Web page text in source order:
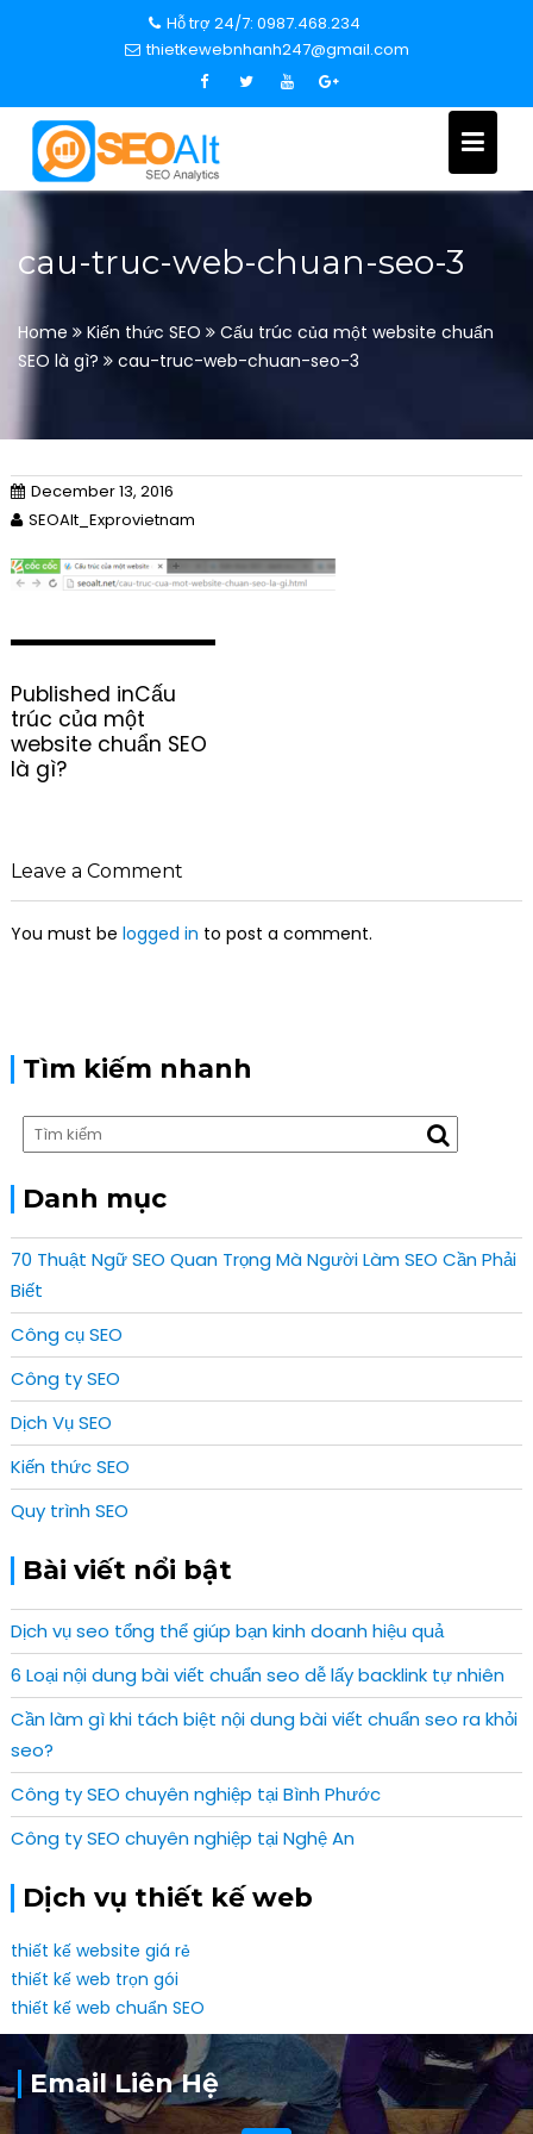
c
Hỗ trợ 24/7: 0987.468.234
thietkewebnhanh247@gmail.com
cau-truc-web-chuan-seo-3
Home Kiến thức SEO
Cấu trúc của một website chuẩn
SEO là gì?
cau-truc-web-chuan-seo-3
December 13, 2016
SEOAlt_Exprovietnam
o
s
t
n
i
g
t
Published inCấu
trúc của một
website chuẩn SEO
là gì?
Leave a Comment
You must be logged in to post a comment.
Tìm kiếm nhanh
Danh mục
70 Thuật Ngữ SEO Quan Trọng Mà Người Làm SEO Cần Phải
Biết
Công cụ SEO
Công ty SEO
Dịch Vụ SEO
Kiến thức SEO
Quy trình SEO
Bài viết nổi bật
Dịch vụ seo tổng thể giúp bạn kinh doanh hiệu quả
6 Loại nội dung bài viết chuẩn seo dễ lấy backlink tự nhiên
Cần làm gì khi tách biệt nội dung bài viết chuẩn seo ra khỏi
seo?
Công ty SEO chuyên nghiệp tại Bình Phước
Công ty SEO chuyên nghiệp tại Nghệ An
Dịch vụ thiết kế web
thiết kế website giá rẻ
thiết kế web trọn gói
thiết kế web chuẩn SEO
Email Liên Hệ